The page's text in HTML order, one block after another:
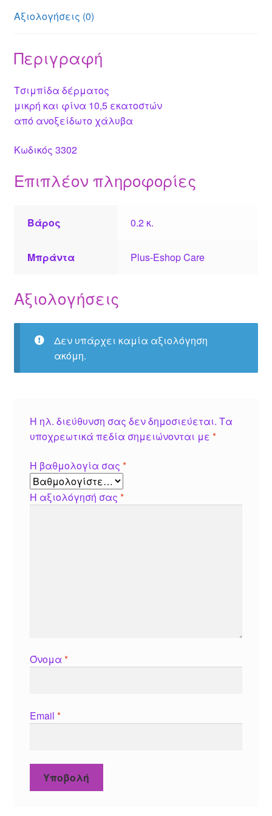
Αξιολογήσεις (0)
Περιγραφή
Τσιμπίδα δέρματος
μικρή και φίνα 10,5 εκατοστών
από ανοξείδωτο χάλυβα
Κωδικός 3302
Επιπλέον πληροφορίες
Βάρος 0.2 κ.
Μπράντα Plus-Eshop Care
Αξιολογήσεις
Δεν υπάρχει καμία αξιολόγηση
ακόμη.
Η ηλ. διεύθυνση σας δεν δημοσιεύεται. Τα
υποχρεωτικά πεδία σημειώνονται με *
Η βαθμολογία σας *
Η αξιολόγησή σας *
Όνομα *
Email *